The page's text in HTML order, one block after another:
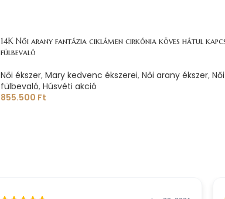
14K Női arany fantázia ciklámen cirkónia köves hátul
fülbevaló
Női ékszer, Mary kedvenc ékszerei, Női arany ékszer,
fülbevaló, Húsvéti akció
855.500 Ft